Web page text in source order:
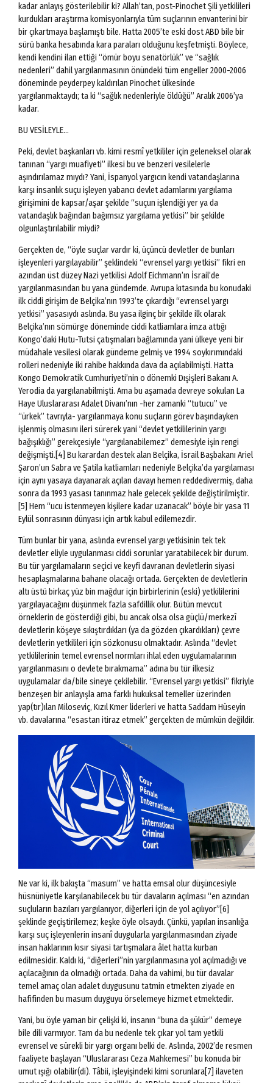
kadar anlayış gösterilebilir ki? Allah’tan, post-Pinochet Şili yetkilileri
kurdukları araştırma komisyonlarıyla tüm suçlarının envanterini bir
bir çıkartmaya başlamıştı bile. Hatta 2005’te eski dost ABD bile bir
sürü banka hesabında kara paraları olduğunu keşfetmişti. Böylece,
kendi kendini ilan ettiği “ömür boyu senatörlük” ve “sağlık
nedenleri” dahil yargılanmasının önündeki tüm engeller 2000-2006
döneminde peyderpey kaldırılan Pinochet ülkesinde
yargılanmaktaydı; ta ki “sağlık nedenleriyle öldüğü” Aralık 2006’ya
kadar.
BU VESİLEYLE…
Peki, devlet başkanları vb. kimi resmî yetkililer için geleneksel olarak
tanınan “yargı muafiyeti” ilkesi bu ve benzeri vesilelerle
aşındırılamaz mıydı? Yani, İspanyol yargıcın kendi vatandaşlarına
karşı insanlık suçu işleyen yabancı devlet adamlarını yargılama
girişimini de kapsar/aşar şekilde “suçun işlendiği yer ya da
vatandaşlık bağından bağımsız yargılama yetkisi” bir şekilde
olgunlaştırılabilir miydi?
Gerçekten de, “öyle suçlar vardır ki, üçüncü devletler de bunları
işleyenleri yargılayabilir” şeklindeki “evrensel yargı yetkisi” fikri en
azından üst düzey Nazi yetkilisi Adolf Eichmann’ın İsrail’de
yargılanmasından bu yana gündemde. Avrupa kıtasında bu konudaki
ilk ciddi girişim de Belçika’nın 1993’te çıkardığı “evrensel yargı
yetkisi” yasasıydı aslında. Bu yasa ilginç bir şekilde ilk olarak
Belçika’nın sömürge döneminde ciddi katliamlara imza attığı
Kongo’daki Hutu-Tutsi çatışmaları bağlamında yani ülkeye yeni bir
müdahale vesilesi olarak gündeme gelmiş ve 1994 soykırımındaki
rolleri nedeniyle iki rahibe hakkında dava da açılabilmişti. Hatta
Kongo Demokratik Cumhuriyeti’nin o dönemki Dışişleri Bakanı A.
Yerodia da yargılanabilmişti. Ama bu aşamada devreye sokulan La
Haye Uluslararası Adalet Divanı’nın -her zamanki “tutucu” ve
“ürkek” tavrıyla- yargılanmaya konu suçların görev başındayken
işlenmiş olmasını ileri sürerek yani “devlet yetkililerinin yargı
bağışıklığı” gerekçesiyle “yargılanabilemez” demesiyle işin rengi
değişmişti.[4] Bu karardan destek alan Belçika, İsrail Başbakanı Ariel
Şaron’un Sabra ve Şatila katliamları nedeniyle Belçika’da yargılaması
için aynı yasaya dayanarak açılan davayı hemen reddedivermiş, daha
sonra da 1993 yasası tanınmaz hale gelecek şekilde değiştirilmiştir.
[5] Hem “ucu istenmeyen kişilere kadar uzanacak” böyle bir yasa 11
Eylül sonrasının dünyası için artık kabul edilemezdir.
Tüm bunlar bir yana, aslında evrensel yargı yetkisinin tek tek
devletler eliyle uygulanması ciddi sorunlar yaratabilecek bir durum.
Bu tür yargılamaların seçici ve keyfi davranan devletlerin siyasi
hesaplaşmalarına bahane olacağı ortada. Gerçekten de devletlerin
altı üstü birkaç yüz bin mağdur için birbirlerinin (eski) yetkililerini
yargılayacağını düşünmek fazla safdillik olur. Bütün mevcut
örneklerin de gösterdiği gibi, bu ancak olsa olsa güçlü/merkezî
devletlerin köşeye sıkıştırdıkları (ya da gözden çıkardıkları) çevre
devletlerin yetkilileri için sözkonusu olmaktadır. Aslında “devlet
yetkililerinin temel evrensel normları ihlal eden uygulamalarının
yargılanmasını o devlete bırakmama” adına bu tür ilkesiz
uygulamalar da/bile sineye çekilebilir. “Evrensel yargı yetkisi” fikriyle
benzeşen bir anlayışla ama farklı hukuksal temeller üzerinden
yap(tır)ılan Miloseviç, Kızıl Kmer liderleri ve hatta Saddam Hüseyin
vb. davalarına “esastan itiraz etmek” gerçekten de mümkün değildir.
Ne var ki, ilk bakışta “masum” ve hatta emsal olur düşüncesiyle
hüsnüniyetle karşılanabilecek bu tür davaların açılması “en azından
suçluların bazıları yargılanıyor, diğerleri için de yol açılıyor”[6]
şeklinde geçiştirilemez; keşke öyle olsaydı. Çünkü, yapılan insanlığa
karşı suç işleyenlerin insanî duygularla yargılanmasından ziyade
insan haklarının kısır siyasi tartışmalara âlet hatta kurban
edilmesidir. Kaldı ki, “diğerleri”nin yargılanmasına yol açılmadığı ve
açılacağının da olmadığı ortada. Daha da vahimi, bu tür davalar
temel amaç olan adalet duygusunu tatmin etmekten ziyade en
hafifinden bu masum duyguyu örselemeye hizmet etmektedir.
Yani, bu öyle yaman bir çelişki ki, insanın “buna da şükür” demeye
bile dili varmıyor. Tam da bu nedenle tek çıkar yol tam yetkili
evrensel ve sürekli bir yargı organı belki de. Aslında, 2002’de resmen
faaliyete başlayan “Uluslararası Ceza Mahkemesi” bu konuda bir
umut ışığı olabilir(di). Tâbii, işleyişindeki kimi sorunlara[7] ilaveten